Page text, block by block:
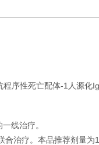
程序性死亡配体-1人源化
线治疗。
治疗。本品推荐剂量为